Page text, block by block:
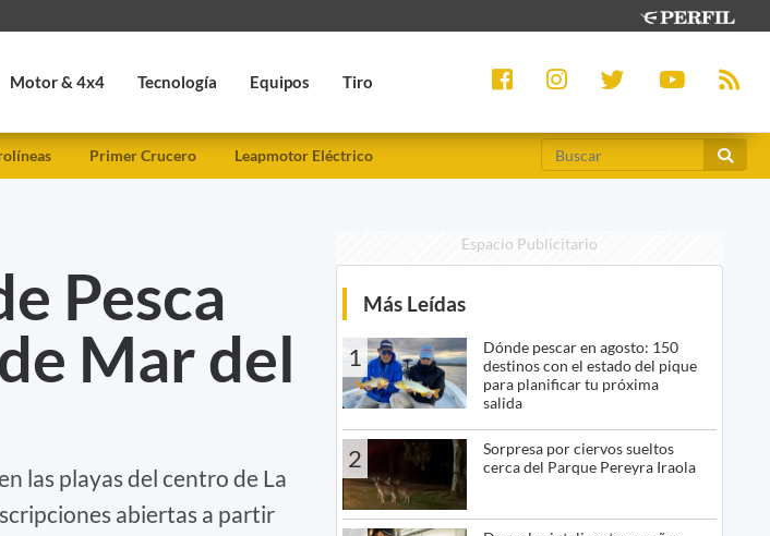
Motor & 4x4 Tecnología Equipos Tiro
Primer Crucero Leapmotor Eléctrico
Pesca
Mar del
las playas del centro de La
abiertas a partir
Espacio Publicitario
Más Leídas
1
Dónde pescar en agosto: 150
destinos con el estado del pique
para planificar tu próxima
salida
2
Sorpresa por ciervos sueltos
cerca del Parque Pereyra Iraola